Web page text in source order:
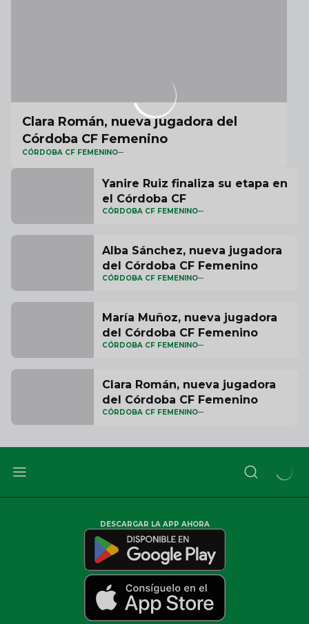
Clara Román, nueva jugadora del
Córdoba CF Femenino
CÓRDOBA CF FEMENINO
Yanire Ruiz finaliza su etapa en
el Córdoba CF
CÓRDOBA CF FEMENINO
Alba Sánchez, nueva jugadora
del Córdoba CF Femenino
CÓRDOBA CF FEMENINO
María Muñoz, nueva jugadora
del Córdoba CF Femenino
CÓRDOBA CF FEMENINO
Clara Román, nueva jugadora
del Córdoba CF Femenino
CÓRDOBA CF FEMENINO
DESCARGAR LA APP AHORA